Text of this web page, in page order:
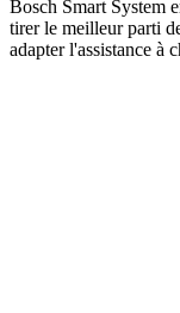
Bosch Smart System
tirer le meilleur parti
adapter l'assistance à